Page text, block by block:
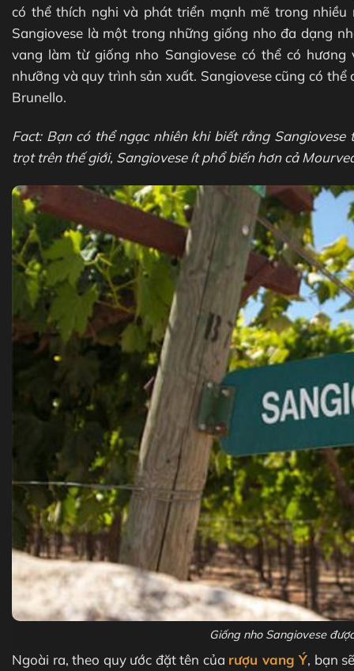
có thể thích nghi và phát triển mạnh mẽ trong
Sangiovese là một trong những giống nho đa dạng
vang làm từ giống nho Sangiovese có thể có
nhưỡng và quy trình sản xuất. Sangiovese cũng có
Brunello.
Fact: Bạn có thể ngạc nhiên khi biết rằng
trọt trên thế giới, Sangiovese ít phổ biến hơn cả
Giống nho Sangiovese
Ngoài ra, theo quy ước đặt tên của rượu vang Ý, bạn